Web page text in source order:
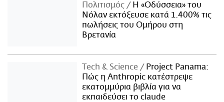
Πολιτισμός
Η «Οδύσσεια» του
Νόλαν εκτόξευσε κατά 1.400% τις
πωλήσεις του Ομήρου στη
Βρετανία
Τech & Science
Project Panama:
Πώς η Anthropic κατέστρεψε
εκατομμύρια βιβλία για να
εκπαιδεύσει το claude